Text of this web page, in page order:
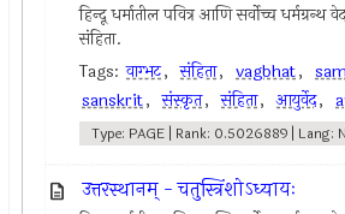
हिन्दू धर्मातील पवित्र आणि सर्वोच्च धर्मग्रन्थ
संहिता.
Tags: वाग्भट, संहिता, vagbhat,
sanskrit, संस्कृत, संहिता, आयुर्वेद,
Type: PAGE | Rank: 0.5026889 | Lang:
उत्तरस्थानम् - चतुस्त्रिंशोऽध्यायः